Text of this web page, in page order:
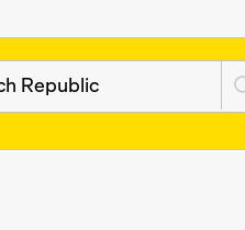
Republic